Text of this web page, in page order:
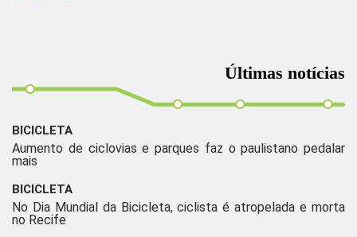
Últimas notícias
BICICLETA
Aumento de ciclovias e parques faz o paulistano pedalar
mais
BICICLETA
No Dia Mundial da Bicicleta, ciclista é atropelada e morta
no Recife